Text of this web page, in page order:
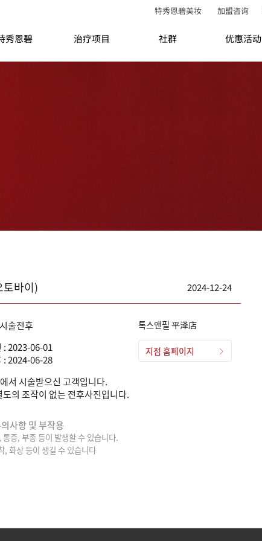
特秀恩碧美妆 加盟咨询
秀恩碧 治疗项目 社群 优惠活动
토바이) 2024-12-24
: 2023-06-01
: 2024-06-28
서 시술받으신 고객입니다.
의 조작이 없는 전후사진입니다.
사항 및 부작용
증, 부종 등이 발생할 수 있습니다.
, 화상 등이 생길 수 있습니다
톡스앤필 平泽店
지점 홈페이지